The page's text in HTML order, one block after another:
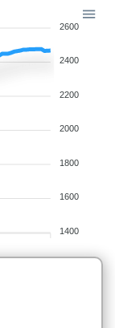
2600
2400
2200
2000
1800
1600
1400